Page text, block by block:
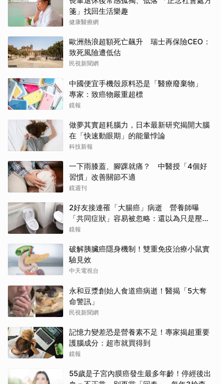
箋」找回生活樂趣
健康醫療網
歐洲熱浪超額死亡飆升 瑞士再保險CEO：
致死風險遭低估
民視新聞網
中國便宜手機殼原料恐是「醫療廢棄物」
專家：致癌物嚴重超標
鏡報
做夢其實超耗腦力，日本最新研究揭開大腦
在「快速動眼期」的能量悖論
科技新報
一下雨膝蓋、腳踝就痛？ 中醫授「4個好
習慣」改善關節不適
鏡週刊
2好友接連罹「大腸癌」病逝 營養師曝
「共同症狀」容易被忽略：還以為只是壓力
大
鏡報
破解胰臟癌隱身機制！雙重免疫治療小鼠實
驗見效
中天電視台
永和豆漿創始人食道癌病逝！醫揭「5大奪
命警訊」
民視新聞網
記憶力變差恐是營養素不足！專家揭超重要
護腦成分：超市就買得到
鏡報
55歲是子宮內膜癌發生最多年齡！停經後出